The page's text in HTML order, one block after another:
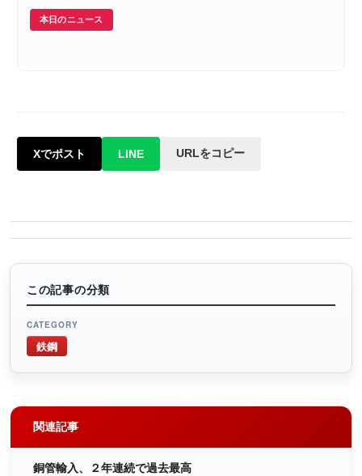
本日のニュース
Xでポスト LINE URLをコピー
この記事の分類
CATEGORY
鉄鋼
関連記事
銅管輸入、２年連続で過去最高